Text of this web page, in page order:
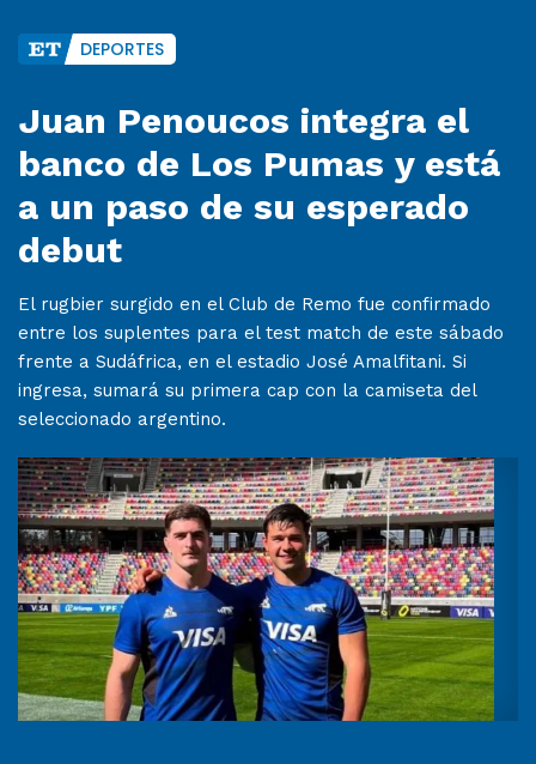
DEPORTES
Juan Penoucos integra el
banco de Los Pumas y está
a un paso de su esperado
debut
El rugbier surgido en el Club de Remo fue confirmado
entre los suplentes para el test match de este sábado
frente a Sudáfrica, en el estadio José Amalfitani. Si
ingresa, sumará su primera cap con la camiseta del
seleccionado argentino.